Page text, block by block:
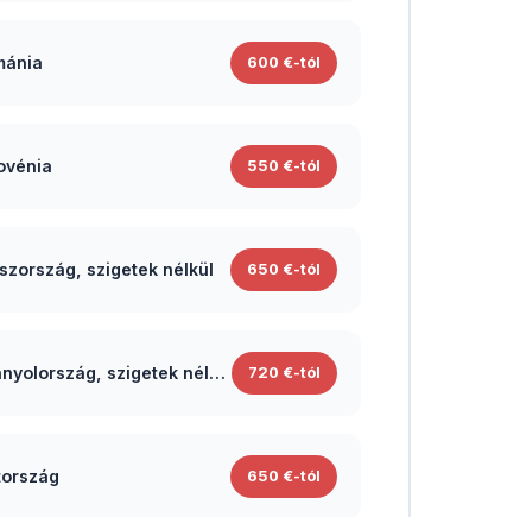
600 €-tól
550 €-tól
szigetek nélkül 650 €-tól
Spanyolország, szigetek nélkül 720 €-tól
650 €-tól